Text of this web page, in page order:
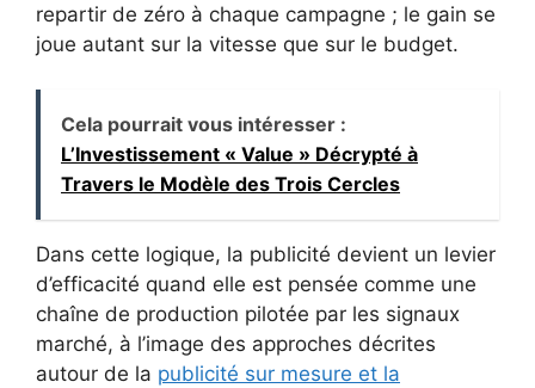
repartir de zéro à chaque campagne ; le gain se
joue autant sur la vitesse que sur le budget.
Cela pourrait vous intéresser :
L’Investissement « Value » Décrypté à
Travers le Modèle des Trois Cercles
Dans cette logique, la publicité devient un levier
d’efficacité quand elle est pensée comme une
chaîne de production pilotée par les signaux
marché, à l’image des approches décrites
autour de la publicité sur mesure et la